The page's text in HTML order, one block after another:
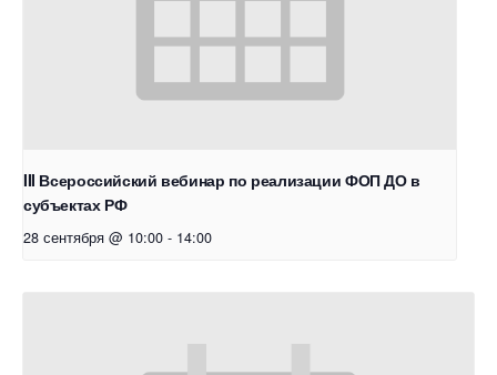
III Всероссийский вебинар по реализации ФОП ДО в
субъектах РФ
28 сентября @ 10:00 - 14:00